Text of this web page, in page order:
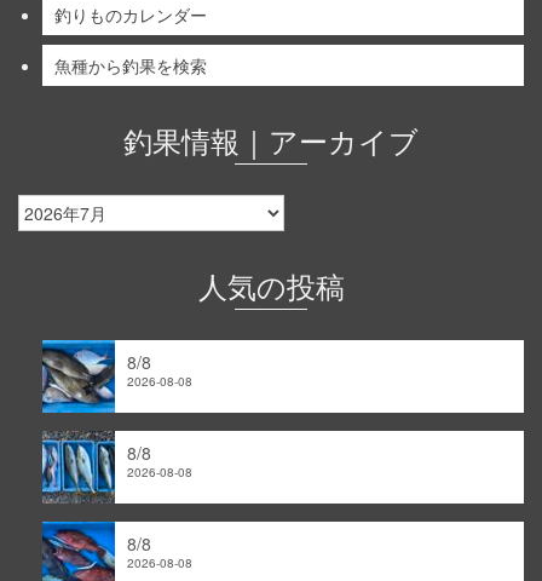
釣りものカレンダー
魚種から釣果を検索
釣果情報｜アーカイブ
釣
果
人気の投稿
8/8
2026-08-08
8/8
2026-08-08
8/8
2026-08-08